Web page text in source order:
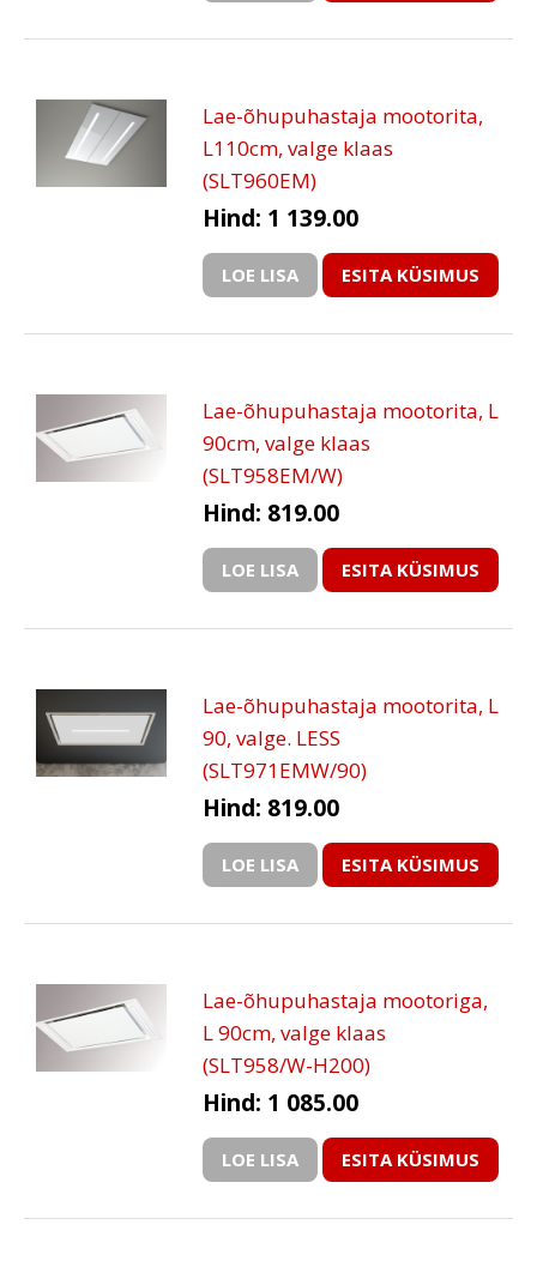
Lae-õhupuhastaja mootorita,
L110cm, valge klaas
(SLT960EM)
Hind: 1 139.00
LOE LISA ESITA KÜSIMUS
Lae-õhupuhastaja mootorita, L
90cm, valge klaas
(SLT958EM/W)
Hind: 819.00
LOE LISA ESITA KÜSIMUS
Lae-õhupuhastaja mootorita, L
90, valge. LESS
(SLT971EMW/90)
Hind: 819.00
LOE LISA ESITA KÜSIMUS
Lae-õhupuhastaja mootoriga,
L 90cm, valge klaas
(SLT958/W-H200)
Hind: 1 085.00
LOE LISA ESITA KÜSIMUS